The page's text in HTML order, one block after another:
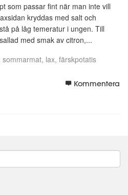
som passar fint när man inte vill
kryddas med salt och
på låg temeratur i ungen. Till
med smak av citron,...
sommarmat lax färskpotatis
Kommentera